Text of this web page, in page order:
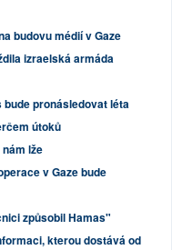
budovu médií v Gaze
izraelská armáda
pronásledovat léta
útoků
lže
v Gaze bude
způsobil Hamas"
kterou dostává od